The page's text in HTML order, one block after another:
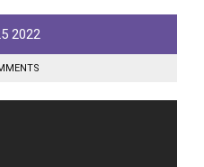
2022